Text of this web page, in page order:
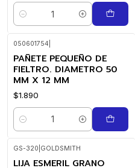
Cantidad
050601754
PAÑETE PEQUEÑO DE
FIELTRO. DIAMETRO 50
MM X 12 MM
$1.890
Cantidad
GS-320 GOLDSMITH
LIJA ESMERIL GRANO